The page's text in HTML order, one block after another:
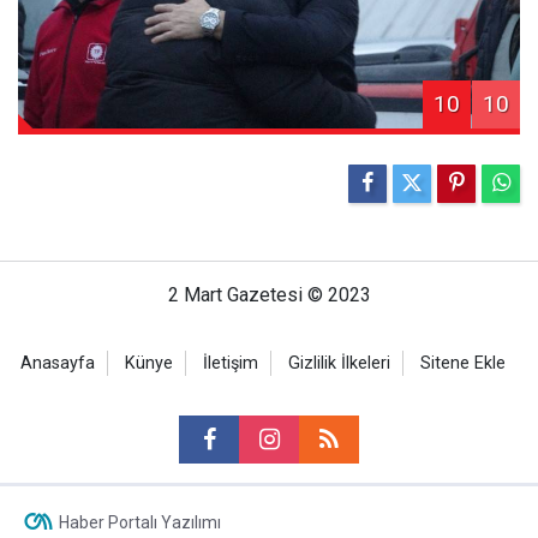
10 10
2 Mart Gazetesi © 2023
Anasayfa Künye İletişim Gizlilik İlkeleri Sitene Ekle
Haber Portalı Yazılımı